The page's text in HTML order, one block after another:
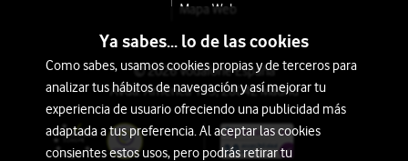
Imagen
Sonido
Mapa Web
© 2026 Vodafone España
Avda. América 115, 28042 Madrid
Ya sabes... lo de las cookies
Como sabes, usamos cookies propias y de terceros para
analizar tus hábitos de navegación y así mejorar tu
experiencia de usuario ofreciendo una publicidad más
adaptada a tus preferencia. Al aceptar las cookies
consientes estos usos, pero podrás retirar tu